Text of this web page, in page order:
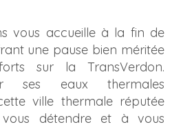
vous accueille à la fin de
une pause bien méritée
sur la TransVerdon.
ses eaux thermales
ville thermale réputée
détendre et à vous